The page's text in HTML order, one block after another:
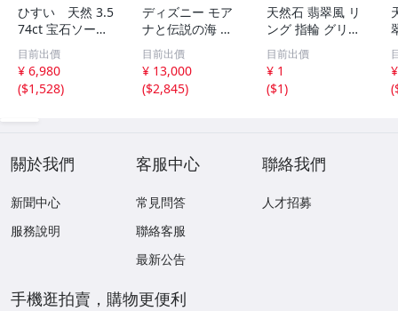
ひすい 天然 3.5
74ct 宝石ソーテ
ィング付き 11.7
㎜×8.8㎜×3.8㎜
ルース（ 裸石 ）
Y10181SA
目前出價
¥ 6,980
($1,528)
ディズニー モア
ナと伝説の海 テ
フィティの心 新
品 未開封
目前出價
¥ 13,000
($2,845)
天然石 翡翠風 リ
ング 指輪 グリー
ン系 ヴィンテー
ジアクセサリー
目前出價
¥ 1
($1)
-
(
關於我們
新聞中心
服務說明
客服中心
常見問答
聯絡客服
最新公告
聯絡我們
人才招募
手機逛拍賣，購物更便利